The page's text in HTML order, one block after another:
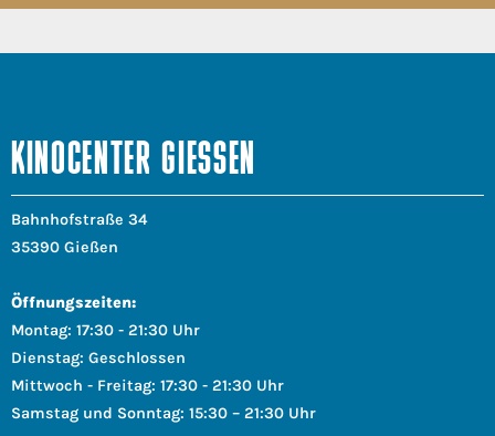
KINOCENTER GIESSEN
Bahnhofstraße 34
35390 Gießen
Öffnungszeiten:
Montag: 17:30 - 21:30 Uhr
Dienstag: Geschlossen
Mittwoch - Freitag: 17:30 - 21:30 Uhr
Samstag und Sonntag: 15:30 – 21:30 Uhr